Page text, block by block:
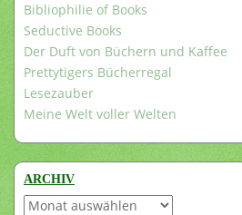
Bibliophilie of Books
Seductive Books
Der Duft von Büchern und Kaffee
Prettytigers Bücherregal
Lesezauber
Meine Welt voller Welten
ARCHIV
Archiv